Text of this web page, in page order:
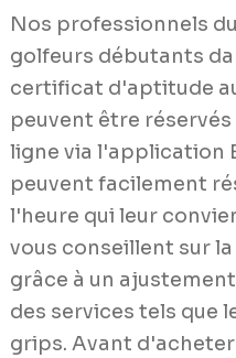
Nos professionnels
golfeurs débutants
certificat d'aptitude
peuvent être
ligne via l'application
peuvent facilement
l'heure qui leur
vous conseillent sur
grâce à un
des services tels que
grips. Avant